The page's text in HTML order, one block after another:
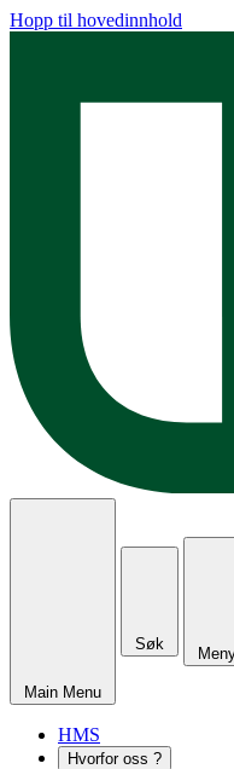
Hopp til hovedinnhold
Main Menu
Søk
HMS
Hvorfor oss ?